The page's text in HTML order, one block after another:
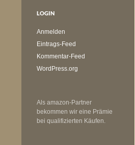
LOGIN
Anmelden
Eintrags-Feed
Kommentar-Feed
WordPress.org
Als amazon-Partner
bekommen wir eine Prämie
bei qualifizierten Käufen.